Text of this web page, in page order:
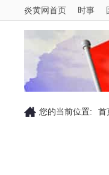
炎黄网首页 时事
您的当前位置: 首